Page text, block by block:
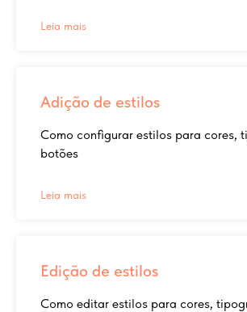
Leia mais
Adição de estilos
Como configurar estilos para cores,
botões
Leia mais
Edição de estilos
Como editar estilos para cores,